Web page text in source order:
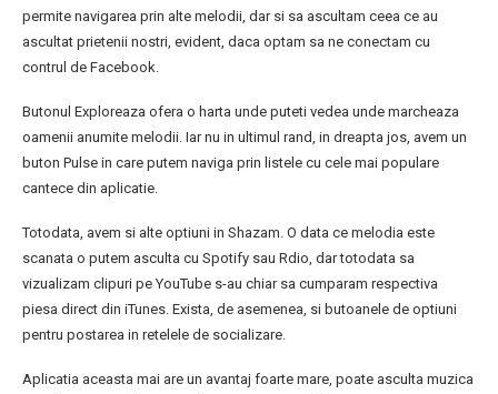
permite navigarea prin alte melodii, dar si sa ascultam ceea ce au
ascultat prietenii nostri, evident, daca optam sa ne conectam cu
contrul de Facebook.
Butonul Exploreaza ofera o harta unde puteti vedea unde marcheaza
oamenii anumite melodii. Iar nu in ultimul rand, in dreapta jos, avem un
buton Pulse in care putem naviga prin listele cu cele mai populare
cantece din aplicatie.
Totodata, avem si alte optiuni in Shazam. O data ce melodia este
scanata o putem asculta cu Spotify sau Rdio, dar totodata sa
vizualizam clipuri pe YouTube s-au chiar sa cumparam respectiva
piesa direct din iTunes. Exista, de asemenea, si butoanele de optiuni
pentru postarea in retelele de socializare.
Aplicatia aceasta mai are un avantaj foarte mare, poate asculta muzica